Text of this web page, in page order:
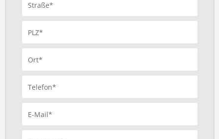
Straße*
PLZ*
Ort*
Telefon*
E-Mail*